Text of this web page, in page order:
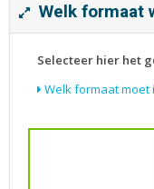
Visitekaartjes
Welk formaat
Selecteer hier het
Welk formaat moet